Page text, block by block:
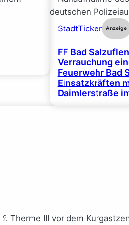
StadtTicker Anzeige
FF Bad
Verrauchung
Feuerwehr Bad
Einsatzkräften
Daimlerstraße
Therme III vor dem